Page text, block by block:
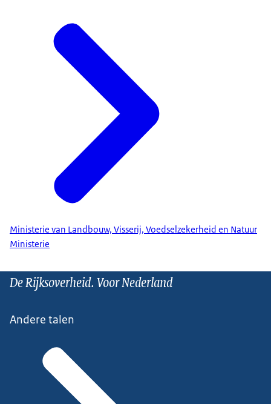
Ministerie van Landbouw, Visserij, Voedselzekerheid en Natuur
Ministerie
De Rijksoverheid. Voor Nederland
Andere talen